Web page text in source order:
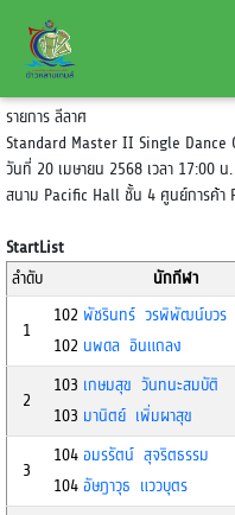
รายการ ลีลาศ
Standard Master II Single Dance
วันที่ 20 เมษายน 2568 เวลา 17:00 น.
สนาม Pacific Hall ชั้น 4 ศูนย์การค้า
StartList
ลำดับ
นักกีฬา
1
102 พัชรินทร์ วรพิพัฒน์บวร
102 นพดล อินแถลง
2
103 เกษมสุข วันทนะสมบัติ
103 มานิตย์ เพิ่มผาสุข
3
104 อมรรัตน์ สุจริตธรรม
104 อัษฎาวุธ แววบุตร